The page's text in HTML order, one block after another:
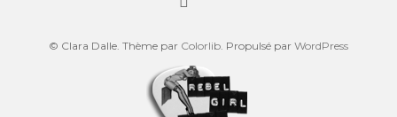
© Clara Dalle. Thème par Colorlib. Propulsé par WordPress